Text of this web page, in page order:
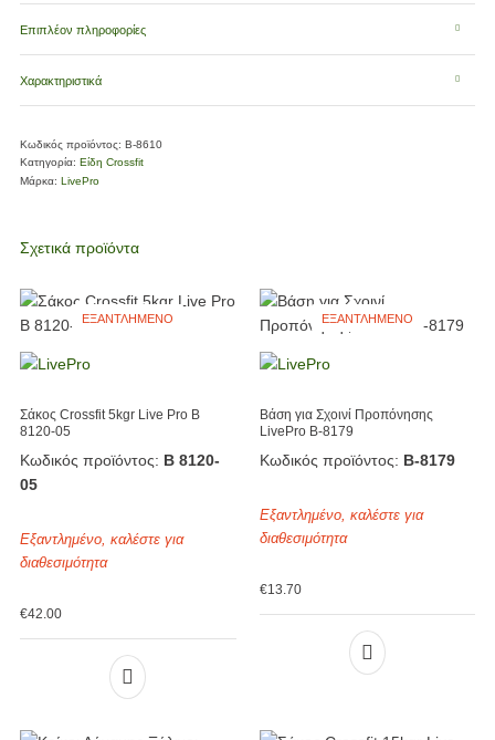
Επιπλέον πληροφορίες
Χαρακτηριστικά
Κωδικός προϊόντος: Β-8610
Κατηγορία: Είδη Crossfit
Μάρκα: LivePro
Σχετικά προϊόντα
ΕΞΑΝΤΛΗΜΈΝΟ
Σάκος Crossfit 5kgr Live Pro Β
8120-05
Κωδικός προϊόντος: Β 8120-
05
Εξαντλημένο, καλέστε για
διαθεσιμότητα
€42.00
ΕΞΑΝΤΛΗΜΈΝΟ
Βάση για Σχοινί Προπόνησης
LivePro Β-8179
Κωδικός προϊόντος: Β-8179
Εξαντλημένο, καλέστε για
διαθεσιμότητα
€13.70